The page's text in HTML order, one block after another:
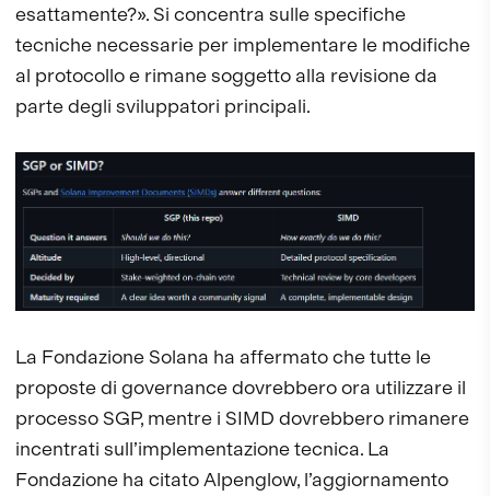
esattamente?». Si concentra sulle specifiche
tecniche necessarie per implementare le modifiche
al protocollo e rimane soggetto alla revisione da
parte degli sviluppatori principali.
La Fondazione Solana ha affermato che tutte le
proposte di governance dovrebbero ora utilizzare il
processo SGP, mentre i SIMD dovrebbero rimanere
incentrati sull’implementazione tecnica. La
Fondazione ha citato Alpenglow, l’aggiornamento